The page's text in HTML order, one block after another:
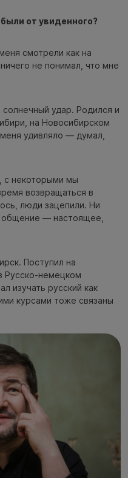
от увиденного?
смотрели как на
не понимал, что мне
удар. Родился и
на Новосибирском
удивляло — думал,
с некоторыми мы
возвращаться в
люди зацепили. Ни
общение — настоящее,
Поступил на
Русско-немецком
изучать русский как
курсами тоже связаны